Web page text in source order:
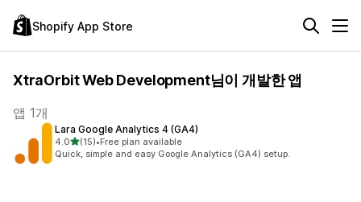
Shopify App Store
XtraOrbit Web Development님이 개발한 앱
앱 1개
Lara Google Analytics 4 (GA4)
4.0별 5개 중
(15)
총 리뷰 15개
•Free plan available
Quick, simple and easy Google Analytics (GA4) setup.